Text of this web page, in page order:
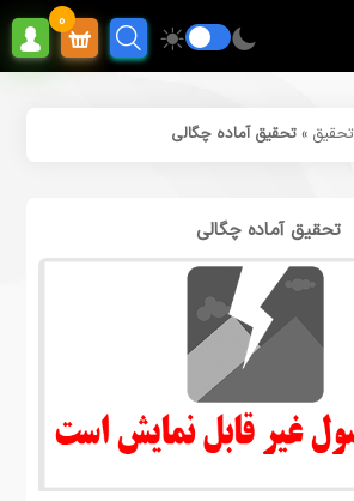
0
تحقیق »تحقیق آماده چگالی
تحقیق آماده چگالی